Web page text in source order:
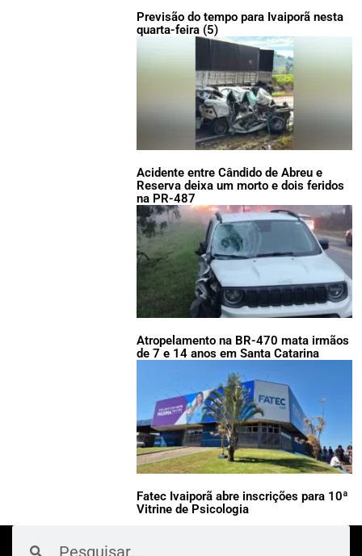
Previsão do tempo para Ivaiporã nesta
quarta-feira (5)
Acidente entre Cândido de Abreu e
Reserva deixa um morto e dois feridos
na PR-487
Atropelamento na BR-470 mata irmãos
de 7 e 14 anos em Santa Catarina
Fatec Ivaiporã abre inscrições para 10ª
Vitrine de Psicologia